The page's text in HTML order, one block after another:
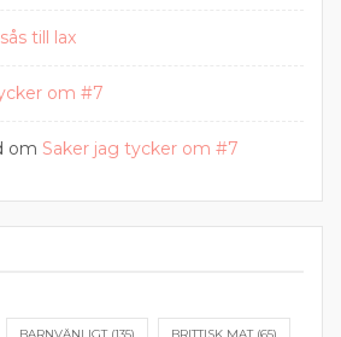
till lax
om #7
om Saker jag tycker om #7